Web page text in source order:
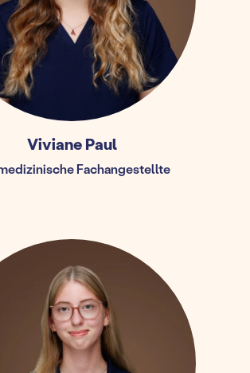
Viviane Paul
Fachangestellte